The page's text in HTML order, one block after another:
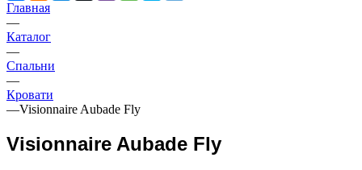
Главная
—
Каталог
—
Спальни
—
Кровати
—Visionnaire Aubade Fly
Visionnaire Aubade Fly